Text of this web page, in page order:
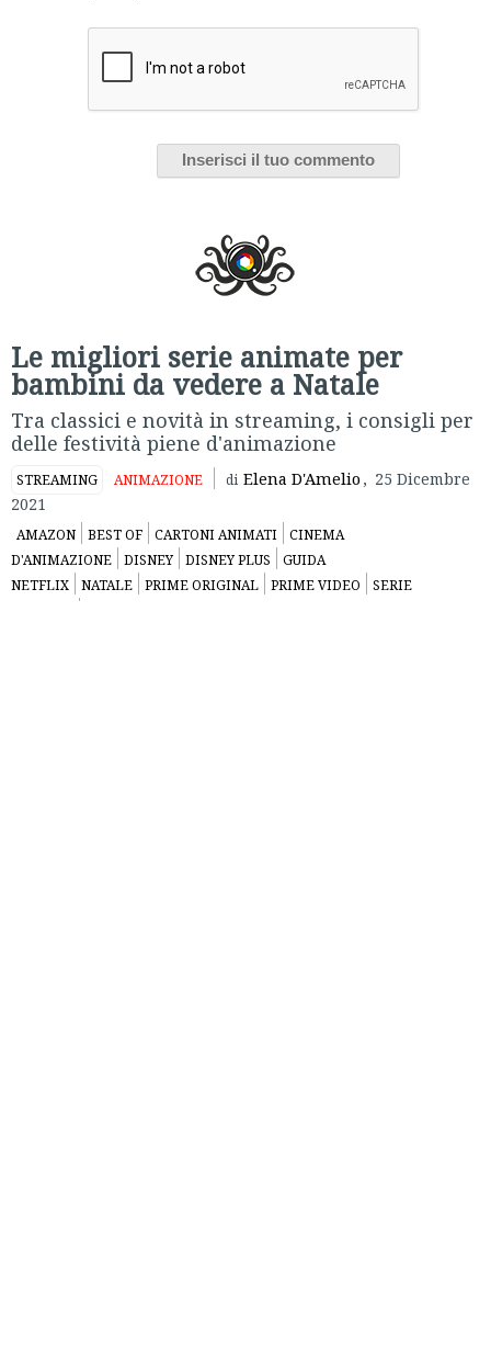
Le migliori serie animate per
bambini da vedere a Natale
Tra classici e novità in streaming, i consigli per
delle festività piene d'animazione
STREAMING ANIMAZIONE di Elena D'Amelio , 25 Dicembre
2021
AMAZON BEST OF CARTONI ANIMATI
CINEMA
D'ANIMAZIONE
DISNEY DISNEY PLUS
GUIDA
NETFLIX
NATALE PRIME ORIGINAL PRIME VIDEO
SERIE